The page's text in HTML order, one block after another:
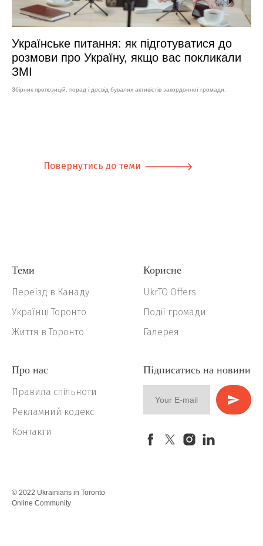
Українське питання: як підготуватися до
розмови про Україну, якщо вас покликали
ЗМІ
Збірник пропозицій, порад і досвід бувалих активістів закордонної громади.
Повернутись до теми
Теми
Переїзд в Канаду
Українці Торонто
Життя в Торонто
Корисне
UkrTO Offers
Події громади
Галерея
Про нас
Правила спільноти
Рекламний кодекс
Контакти
Підписатись на новини
© 2022 Ukrainians in Toronto
Online Community